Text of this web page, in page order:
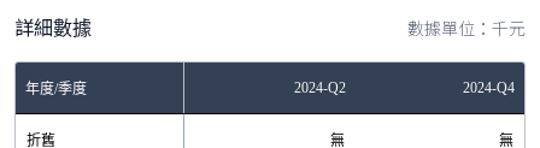
詳細數據 數據單位：千元
年度/季度 2024-Q2 2024-Q4
折舊 無 無